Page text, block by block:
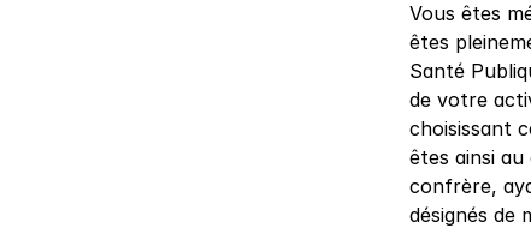
Vous êtes
êtes
Santé
de votre
choisissant
êtes ainsi
confrère,
désignés de